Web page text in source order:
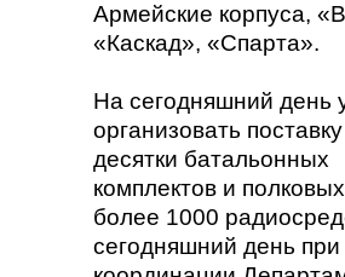
Армейские корпуса,
«Каскад», «Спарта».
На сегодняшний день
организовать
десятки батальонных
комплектов и
более 1000
сегодняшний день при